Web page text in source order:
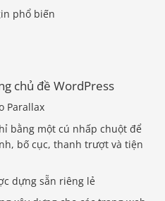
phổ biến
chủ đề WordPress
Parallax
bằng một cú nhấp chuột để
bố cục, thanh trượt và tiện
dựng sẵn riêng lẻ